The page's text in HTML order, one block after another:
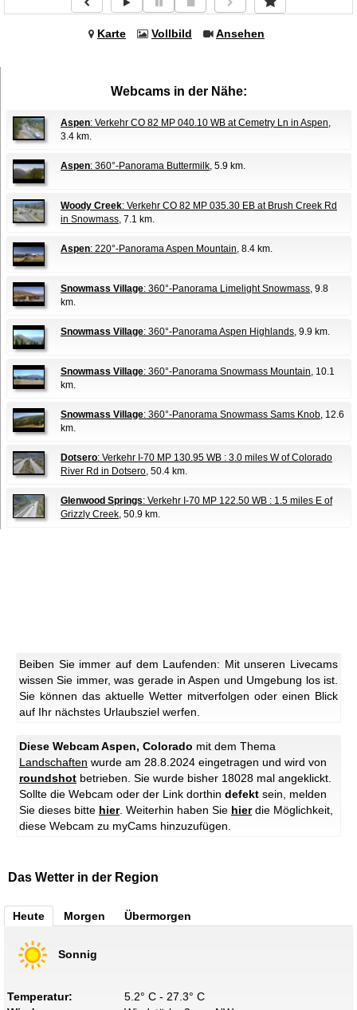
Karte Vollbild Ansehen
Webcams in der Nähe:
Aspen: Verkehr CO 82 MP 040.10 WB at Cemetry Ln in Aspen,
3.4 km.
Aspen: 360°-Panorama Buttermilk, 5.9 km.
Woody Creek: Verkehr CO 82 MP 035.30 EB at Brush Creek Rd
in Snowmass, 7.1 km.
Aspen: 220°-Panorama Aspen Mountain, 8.4 km.
Snowmass Village: 360°-Panorama Limelight Snowmass, 9.8
km.
Snowmass Village: 360°-Panorama Aspen Highlands, 9.9 km.
Snowmass Village: 360°-Panorama Snowmass Mountain, 10.1
km.
Snowmass Village: 360°-Panorama Snowmass Sams Knob, 12.6
km.
Dotsero: Verkehr I-70 MP 130.95 WB : 3.0 miles W of Colorado
River Rd in Dotsero, 50.4 km.
Glenwood Springs: Verkehr I-70 MP 122.50 WB : 1.5 miles E of
Grizzly Creek, 50.9 km.
Beiben Sie immer auf dem Laufenden: Mit unseren Livecams
wissen Sie immer, was gerade in Aspen und Umgebung los ist.
Sie können das aktuelle Wetter mitverfolgen oder einen Blick
auf Ihr nächstes Urlaubsziel werfen.
Diese Webcam Aspen, Colorado mit dem Thema
Landschaften wurde am 28.8.2024 eingetragen und wird von
roundshot betrieben. Sie wurde bisher 18028 mal angeklickt.
Sollte die Webcam oder der Link dorthin defekt sein, melden
Sie dieses bitte hier. Weiterhin haben Sie hierdie Möglichkeit,
diese Webcam zu myCams hinzuzufügen.
Das Wetter in der Region
Heute Morgen Übermorgen
Sonnig
Temperatur:
5.2° C - 27.3° C